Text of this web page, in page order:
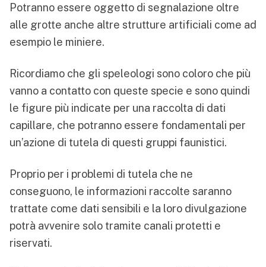
Potranno essere oggetto di segnalazione oltre
alle grotte anche altre strutture artificiali come ad
esempio le miniere.
Ricordiamo che gli speleologi sono coloro che più
vanno a contatto con queste specie e sono quindi
le figure più indicate per una raccolta di dati
capillare, che potranno essere fondamentali per
un’azione di tutela di questi gruppi faunistici.
Proprio per i problemi di tutela che ne
conseguono, le informazioni raccolte saranno
trattate come dati sensibili e la loro divulgazione
potrà avvenire solo tramite canali protetti e
riservati.